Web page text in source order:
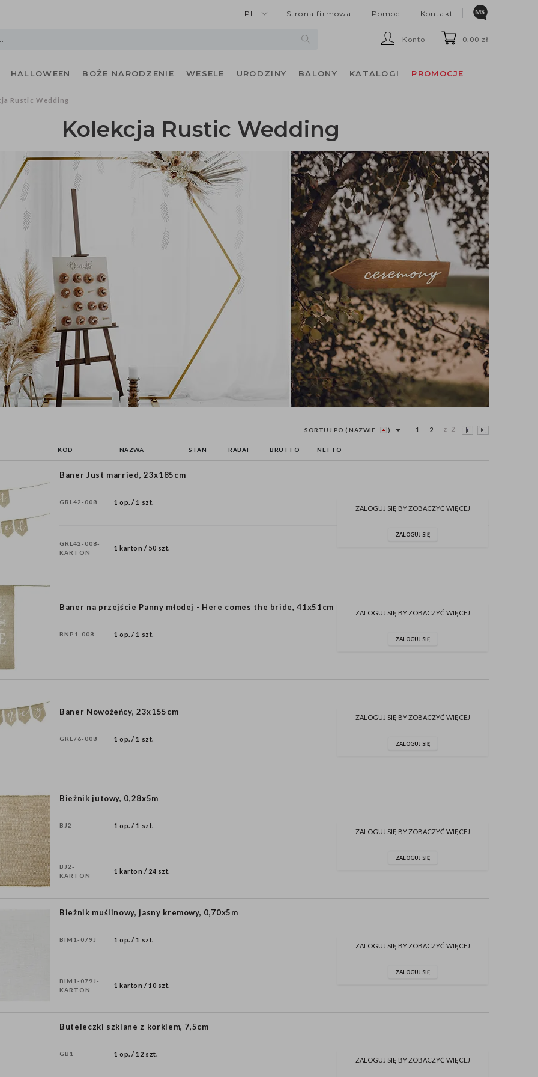
PL Strona firmowa Pomoc Kontakt
Konto 0,00 zł
HALLOWEEN BOŻE NARODZENIE WESELE URODZINY BALONY KATALOGI PROMOCJE
Rustic Wedding
Kolekcja Rustic Wedding
SORTUJ PO( NAZWIE ) 1 2 z 2
KOD NAZWA STAN RABAT BRUTTO NETTO
Baner Just married, 23x185cm
GRL42-008 1 op. / 1 szt.
GRL42-008-
KARTON
1 karton / 50 szt.
ZALOGUJ SIĘ BY ZOBACZYĆ WIĘCEJ
ZALOGUJ SIĘ
Baner na przejście Panny młodej - Here comes the bride, 41x51cm
BNP1-008 1 op. / 1 szt.
ZALOGUJ SIĘ BY ZOBACZYĆ WIĘCEJ
ZALOGUJ SIĘ
Baner Nowożeńcy, 23x155cm
GRL76-008 1 op. / 1 szt.
ZALOGUJ SIĘ BY ZOBACZYĆ WIĘCEJ
ZALOGUJ SIĘ
Bieżnik jutowy, 0,28x5m
BJ2 1 op. / 1 szt.
BJ2-
KARTON
1 karton / 24 szt.
ZALOGUJ SIĘ BY ZOBACZYĆ WIĘCEJ
ZALOGUJ SIĘ
Bieżnik muślinowy, jasny kremowy, 0,70x5m
BIM1-079J 1 op. / 1 szt.
BIM1-079J-
KARTON
1 karton / 10 szt.
ZALOGUJ SIĘ BY ZOBACZYĆ WIĘCEJ
ZALOGUJ SIĘ
Buteleczki szklane z korkiem, 7,5cm
GB1 1 op. / 12 szt.
ZALOGUJ SIĘ BY ZOBACZYĆ WIĘCEJ